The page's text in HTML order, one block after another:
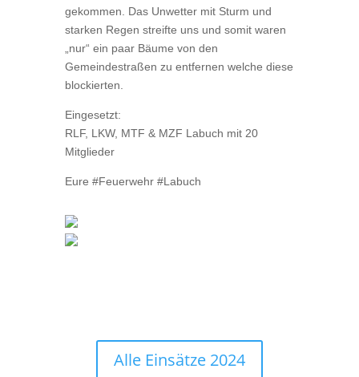
gekommen. Das Unwetter mit Sturm und
starken Regen streifte uns und somit waren
„nur“ ein paar Bäume von den
Gemeindestraßen zu entfernen welche diese
blockierten.
Eingesetzt:
RLF, LKW, MTF & MZF Labuch mit 20
Mitglieder
Eure #Feuerwehr #Labuch
Alle Einsätze 2024